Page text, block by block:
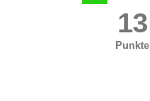
13
Punkte